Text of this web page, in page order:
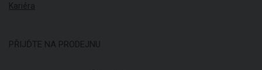
Kariéra
PŘIJĎTE NA PRODEJNU